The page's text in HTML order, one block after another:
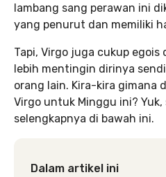
lambang sang perawan ini
yang penurut dan memiliki
Tapi, Virgo juga cukup egois
lebih mentingin dirinya
orang lain. Kira-kira gimana
Virgo untuk Minggu ini? Yuk,
selengkapnya di bawah ini.
Dalam artikel ini